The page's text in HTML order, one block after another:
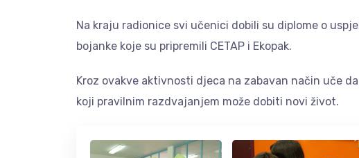
Na kraju radionice svi učenici dobili su diplome o
bojanke koje su pripremili CETAP i Ekopak.
Kroz ovakve aktivnosti djeca na zabavan način uče
koji pravilnim razdvajanjem može dobiti novi život.